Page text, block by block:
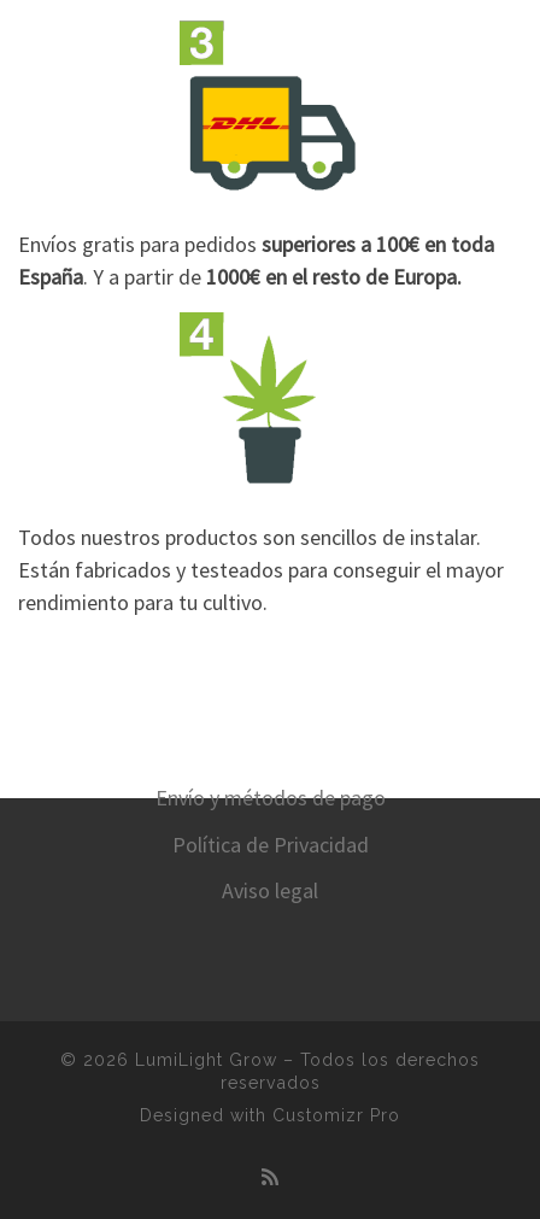
Envíos gratis para pedidos superiores a 100€ en toda
España. Y a partir de 1000€ en el resto de Europa.
Todos nuestros productos son sencillos de instalar.
Están fabricados y testeados para conseguir el mayor
rendimiento para tu cultivo.
Envío y métodos de pago
Política de Privacidad
Aviso legal
© 2026 LumiLight Grow – Todos los derechos
reservados
Designed with Customizr Pro